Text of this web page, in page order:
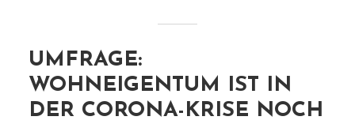
UMFRAGE:
WOHNEIGENTUM IST IN
DER CORONA-KRISE NOCH